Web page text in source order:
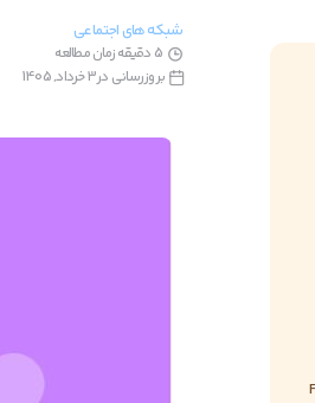
شبکه های اجتماعی
5 دقیقه زمان مطالعه
بروزرسانی در3 خرداد, 1405